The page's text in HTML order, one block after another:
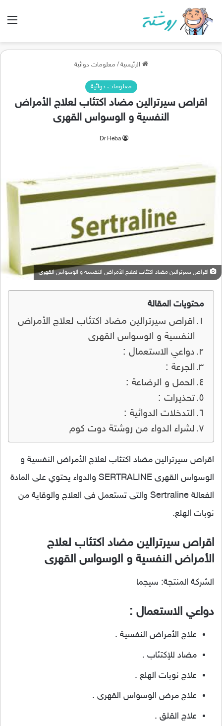
الرئيسية / معلومات دوائية
معلومات دوائية
اقراص سيرترالين مضاد اكتئاب لعلاج الأمراض
النفسية و الوسواس القهرى
Dr Heba
اقراص سيرترالين مضاد اكتئاب لعلاج الأمراض النفسية و الوسواس القهرى
محتويات المقالة
اقراص سيرترالين مضاد اكتئاب لعلاج الأمراض
النفسية و الوسواس القهرى
دواعي الاستعمال :
الجرعة :
الحمل و الرضاعة :
تحذيرات :
التدخلات الدوائية :
لشراء الدواء من روشتة دوت كوم
اقراص سيرترالين مضاد اكتئاب لعلاج الأمراض النفسية و
الوسواس القهرى SERTRALINE والدواء يحتوي على المادة
الفعالة Sertraline والتى تستعمل فى العلاج والوقاية من
نوبات الهلع.
اقراص سيرترالين مضاد اكتئاب لعلاج
الأمراض النفسية و الوسواس القهرى
الشركة المنتجة: سيجما
دواعي الاستعمال :
علاج الأمراض النفسية .
مضاد للإكتئاب .
علاج نوبات الهلع .
علاج مرض الوسواس القهرى .
علاج القلق .